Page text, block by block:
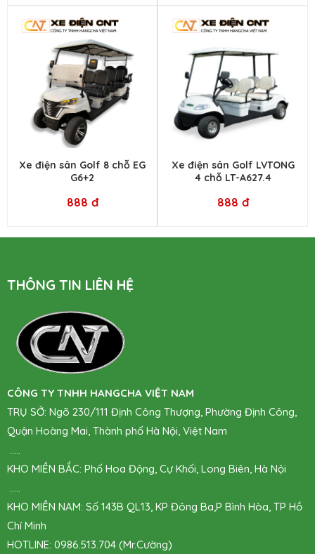
Xe điện sân Golf 8 chỗ EG
G6+2
888 đ
Xe điện sân Golf LVTONG
4 chỗ LT-A627.4
888 đ
THÔNG TIN LIÊN HỆ
CÔNG TY TNHH HANGCHA VIỆT NAM
TRỤ SỞ: Ngõ 230/111 Định Công Thượng, Phường Định Công,
Quận Hoàng Mai, Thành phố Hà Nội, Việt Nam
KHO MIỀN BẮC: Phố Hoa Động, Cự Khối, Long Biên, Hà Nội
KHO MIỀN NAM: Số 143B QL13, KP Đông Ba,P Bình Hòa, TP Hồ
Chí Minh
HOTLINE: 0986.513.704 (Mr.Cường)